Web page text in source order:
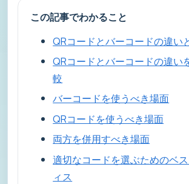
この記事でわかること
QRコードとバーコードの違い
QRコードとバーコードの違い
較
バーコードを使うべき場面
QRコードを使うべき場面
両方を併用すべき場面
適切なコードを選ぶためのベ
ィス